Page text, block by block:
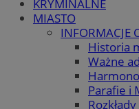
KRYMINALNE
MIASTO
INFORMACJE
Historia
Ważne
Parafie i